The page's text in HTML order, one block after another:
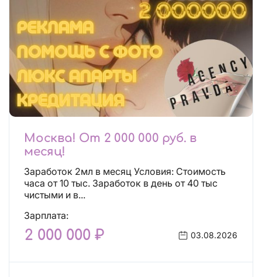
Москва! От 2 000 000 руб. в
месяц!
Заработок 2мл в месяц Условия: Стоимость
часа от 10 тыс. Заработок в день от 40 тыс
чистыми и в...
Зарплата:
2 000 000 ₽ 03.08.2026